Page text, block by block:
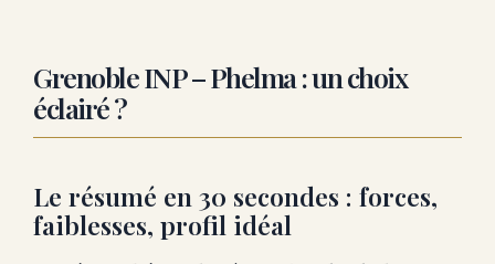
Grenoble INP – Phelma : un choix
éclairé ?
Le résumé en 30 secondes : forces,
faiblesses, profil idéal